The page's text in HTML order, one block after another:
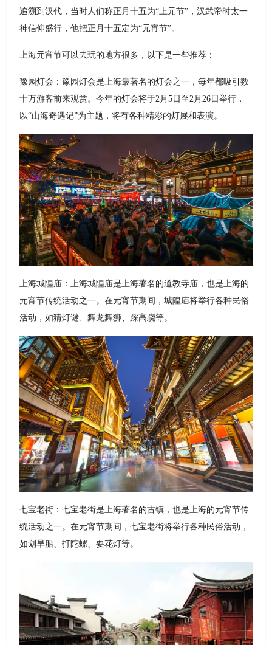
追溯到汉代，当时人们称正月十五为“上元节”，汉武帝时太一
神信仰盛行，他把正月十五定为“元宵节”。
上海元宵节可以去玩的地方很多，以下是一些推荐：
豫园灯会：豫园灯会是上海最著名的灯会之一，每年都吸引数
十万游客前来观赏。今年的灯会将于2月5日至2月26日举行，
以“山海奇遇记”为主题，将有各种精彩的灯展和表演。
上海城隍庙：上海城隍庙是上海著名的道教寺庙，也是上海的
元宵节传统活动之一。在元宵节期间，城隍庙将举行各种民俗
活动，如猜灯谜、舞龙舞狮、踩高跷等。
七宝老街：七宝老街是上海著名的古镇，也是上海的元宵节传
统活动之一。在元宵节期间，七宝老街将举行各种民俗活动，
如划旱船、打陀螺、耍花灯等。